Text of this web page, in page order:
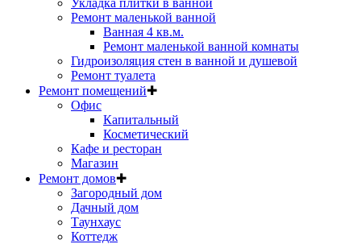
Укладка плитки в ванной
Ремонт маленькой ванной
Ванная 4 кв.м.
Ремонт маленькой ванной комнаты
Гидроизоляция стен в ванной и душевой
Ремонт туалета
Ремонт помещений✚
Офис
Капитальный
Косметический
Кафе и ресторан
Магазин
Ремонт домов✚
Загородный дом
Дачный дом
Таунхаус
Коттедж